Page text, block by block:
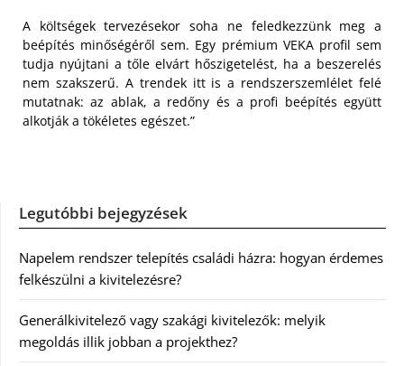
A költségek tervezésekor soha ne feledkezzünk meg a
beépítés minőségéről sem. Egy prémium VEKA profil sem
tudja nyújtani a tőle elvárt hőszigetelést, ha a beszerelés
nem szakszerű. A trendek itt is a rendszerszemlélet felé
mutatnak: az ablak, a redőny és a profi beépítés együtt
alkotják a tökéletes egészet.”
Legutóbbi bejegyzések
Napelem rendszer telepítés családi házra: hogyan érdemes
felkészülni a kivitelezésre?
Generálkivitelező vagy szakági kivitelezők: melyik
megoldás illik jobban a projekthez?